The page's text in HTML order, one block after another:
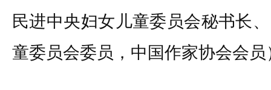
民进中央妇女儿童委员会秘书长
童委员会委员，中国作家协会会员